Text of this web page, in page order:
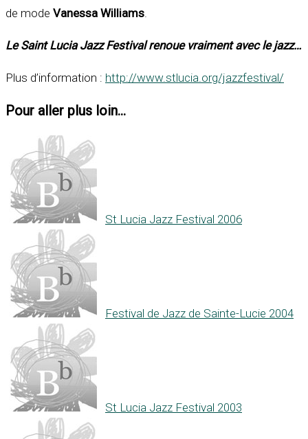
de mode Vanessa Williams
Le Saint Lucia Jazz Festival renoue vraiment avec le jazz…
Plus d’information : http://www.stlucia.org/jazzfestival/
Pour aller plus loin...
St Lucia Jazz Festival 2006
Festival de Jazz de Sainte-Lucie 2004
St Lucia Jazz Festival 2003